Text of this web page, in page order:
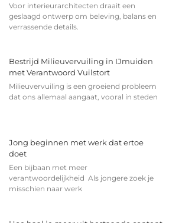
Voor interieurarchitecten draait een
geslaagd ontwerp om beleving, balans en
verrassende details.
Bestrijd Milieuvervuiling in IJmuiden
met Verantwoord Vuilstort
Milieuvervuiling is een groeiend probleem
dat ons allemaal aangaat, vooral in steden
Jong beginnen met werk dat ertoe
doet
Een bijbaan met meer
verantwoordelijkheid Als jongere zoek je
misschien naar werk